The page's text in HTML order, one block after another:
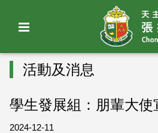
活動及消息
學生發展組：朋輩大使
2024-12-11